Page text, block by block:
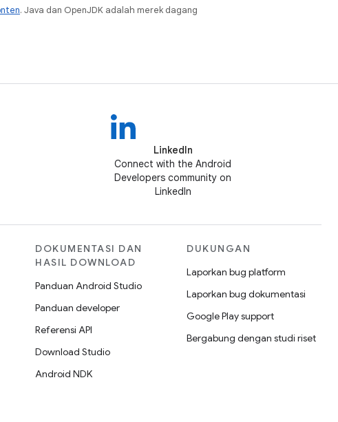
. Java dan OpenJDK adalah merek dagang
LinkedIn
Connect with the Android
Developers community on
LinkedIn
DOKUMENTASI DAN
HASIL DOWNLOAD
Panduan Android Studio
Panduan developer
Referensi API
Download Studio
Android NDK
DUKUNGAN
Laporkan bug platform
Laporkan bug dokumentasi
Google Play support
Bergabung dengan studi riset